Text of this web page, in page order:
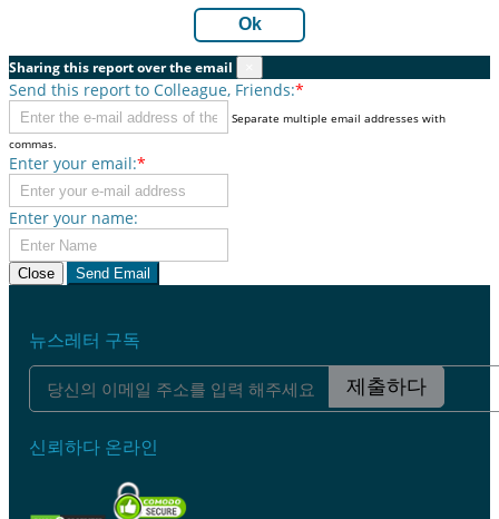
Ok
Sharing this report over the email
Send this report to Colleague, Friends:*
Separate multiple email addresses with
commas.
Enter your email:*
Enter your name:
Close Send Email
뉴스레터 구독
제출하다
신뢰하다 온라인